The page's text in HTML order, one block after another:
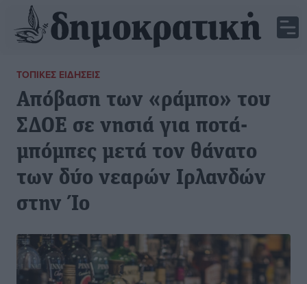
ΤΟΠΙΚΈΣ ΕΙΔΉΣΕΙΣ
Απόβαση των «ράμπο» του
ΣΔΟΕ σε νησιά για ποτά-
μπόμπες μετά τον θάνατο
των δύο νεαρών Ιρλανδών
στην Ίο